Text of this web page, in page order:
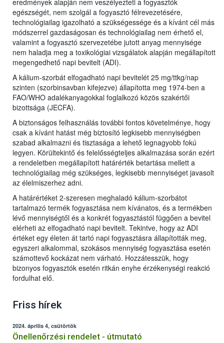
eredmények alapján nem veszélyezteti a fogyasztók
egészségét, nem szolgál a fogyasztó félrevezetésére,
technológiailag igazolható a szükségessége és a kívánt cél más
módszerrel gazdaságosan és technológiailag nem érhető el,
valamint a fogyasztó szervezetébe jutott anyag mennyisége
nem haladja meg a toxikológiai vizsgálatok alapján megállapított
megengedhető napi bevitelt (ADI).
A kálium-szorbát elfogadható napi bevitelét 25 mg/ttkg/nap
szinten (szorbinsavban kifejezve) állapította meg 1974-ben a
FAO/WHO adalékanyagokkal foglalkozó közös szakértői
bizottsága (JECFA).
A biztonságos felhasználás további fontos követelménye, hogy
csak a kívánt hatást még biztosító legkisebb mennyiségben
szabad alkalmazni és tisztasága a lehető legnagyobb fokú
legyen. Körültekintő és felelősségteljes alkalmazása során ezért
a rendeletben megállapított határérték betartása mellett a
technológiailag még szükséges, legkisebb mennyiséget javasolt
az élelmiszerhez adni.
A határértéket 2-szeresen meghaladó kálium-szorbátot
tartalmazó termék fogyasztása nem kívánatos, és a termékben
lévő mennyiségtől és a konkrét fogyasztástól függően a bevitel
elérheti az elfogadható napi bevitelt. Tekintve, hogy az ADI
értéket egy életen át tartó napi fogyasztásra állapították meg,
egyszeri alkalommal, szokásos mennyiség fogyasztása esetén
számottevő kockázat nem várható. Hozzátesszük, hogy
bizonyos fogyasztók esetén ritkán enyhe érzékenységi reakció
fordulhat elő.
Friss hírek
2024. április 4, csütörtök
Önellenőrzési rendelet - útmutató